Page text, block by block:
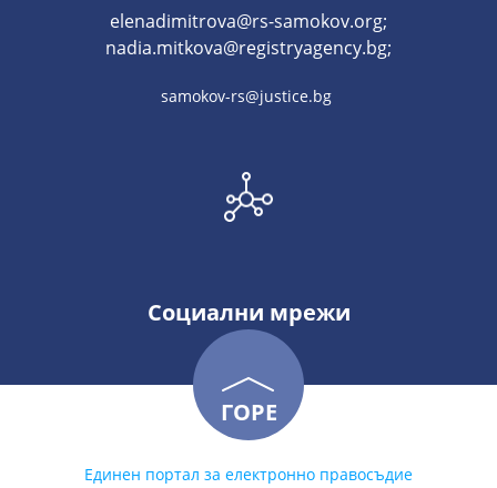
elenadimitrova@rs-samokov.org;
nadia.mitkova@registryagency.bg;
samokov-rs@justice.bg
Социални мрежи
ГОРЕ
Единен портал за електронно правосъдие